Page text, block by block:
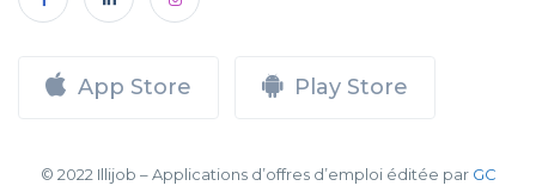
App Store Play Store
© 2022 Illijob – Applications d’offres d’emploi éditée par GC